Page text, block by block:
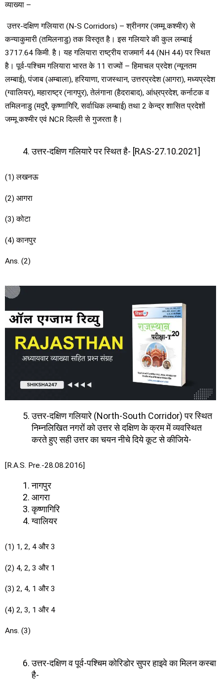
व्याख्या –
उत्तर-दक्षिण गलियारा (N-S Corridors) – श्रीनगर (जम्मू कश्मीर) से
कन्याकुमारी (तमिलनाडु) तक विस्तृत है। इस गलियारे की कुल लम्बाई
3717.64 किमी. है। यह गलियारा राष्ट्रीय राजमार्ग 44 (NH 44) पर स्थित
है। पूर्व-पश्चिम गलियारा भारत के 11 राज्यों – हिमाचल प्रदेश (न्यूनतम
लम्बाई), पंजाब (अम्बाला), हरियाणा, राजस्थान, उत्तरप्रदेश (आगरा), मध्यप्रदेश
(ग्वालियर), महाराष्ट्र (नागपुर), तेलंगाना (हैदराबाद), आंध्रप्रदेश, कर्नाटक व
तमिलनाडु (मदुरै, कृष्णागिरि, सर्वाधिक लम्बाई) तथा 2 केन्द्र शासित प्रदेशों
जम्मू कश्मीर एवं NCR दिल्ली से गुजरता है।
उत्तर-दक्षिण गलियारे पर स्थित है- [RAS-27.10.2021]
(1) लखनऊ
(2) आगरा
(3) कोटा
(4) कानपुर
Ans. (2)
उत्तर-दक्षिण गलियारे (North-South Corridor) पर स्थित
निम्नलिखित नगरों को उत्तर से दक्षिण के क्रम में व्यवस्थित
करते हुए सही उत्तर का चयन नीचे दिये कूट से कीजिये-
[R.A.S. Pre.-28.08.2016]
नागपुर
आगरा
कृष्णागिरि
ग्वालियर
(1) 1, 2, 4 और 3
(2) 4, 2, 3 और 1
(3) 2, 4, 1 और 3
(4) 2, 3, 1 और 4
Ans. (3)
उत्तर-दक्षिण व पूर्व-पश्चिम कोरिडोर सुपर हाइवे का मिलन कस्बा
है-